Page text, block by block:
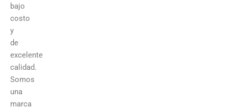
bajo
costo
y
de
excelente
calidad.
Somos
una
marca